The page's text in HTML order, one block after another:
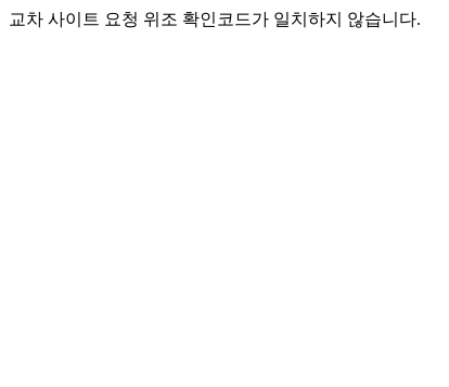
교차 사이트 요청 위조 확인코드가 일치하지 않습니다.